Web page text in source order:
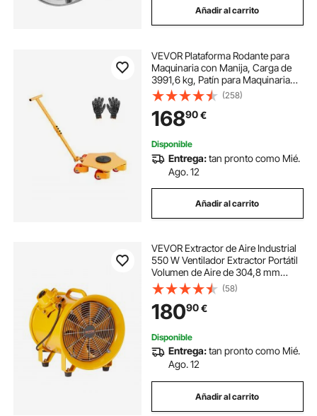
Añadir al carrito
VEVOR Plataforma Rodante para
Maquinaria con Manija, Carga de
3991,6 kg, Patín para Maquinaria
con Tapa Giratoria de 360° y 5
Ruedas Giratorios, Equipo de
Movimiento Industrial para Taller,
Amarillo
(258)
16890€
Disponible
Entrega:tan pronto como Mié.
Ago. 12
Añadir al carrito
VEVOR Extractor de Aire Industrial
550 W Ventilador Extractor Portátil
Volumen de Aire de 304,8 mm
4247 m3/h Cable de Alimentación
de 3 m Sin Toma de Carga
Ventilador Portátil para Aspirar
Polvo, Humo
(58)
18090€
Disponible
Entrega:tan pronto como Mié.
Ago. 12
Añadir al carrito